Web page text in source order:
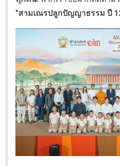
"สามเณรปลูกปัญญาธรรม ปี